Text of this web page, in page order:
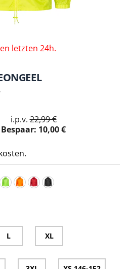
letzten 24h.
i.p.v.22,99 €
Bespaar: 10,00 €
L XL